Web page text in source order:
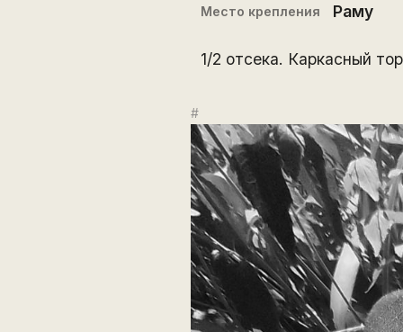
Место крепления Раму
1/2 отсека. Каркасный
#